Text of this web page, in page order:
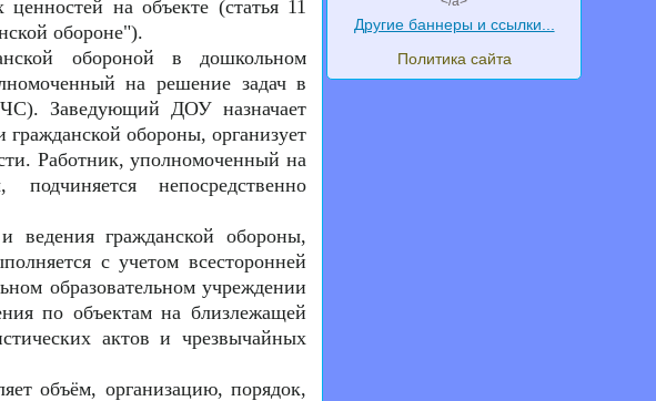
на объекте (статья 11
обороне").
обороной в дошкольном
на решение задач в
Заведующий ДОУ назначает
обороны, организует
Работник, уполномоченный на
непосредственно
ведения гражданской обороны,
с учетом всесторонней
образовательном учреждении
по объектам на близлежащей
актов и чрезвычайных
объём, организацию, порядок,
Другие баннеры и ссылки...
Политика сайта